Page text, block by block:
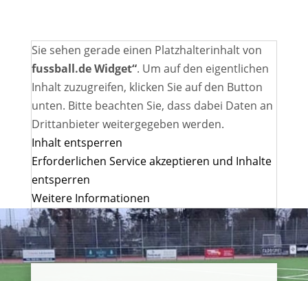
Sie sehen gerade einen Platzhalterinhalt von
fussball.de Widget“. Um auf den eigentlichen
Inhalt zuzugreifen, klicken Sie auf den Button
unten. Bitte beachten Sie, dass dabei Daten an
Drittanbieter weitergegeben werden.
Inhalt entsperren
Erforderlichen Service akzeptieren und Inhalte
entsperren
Weitere Informationen